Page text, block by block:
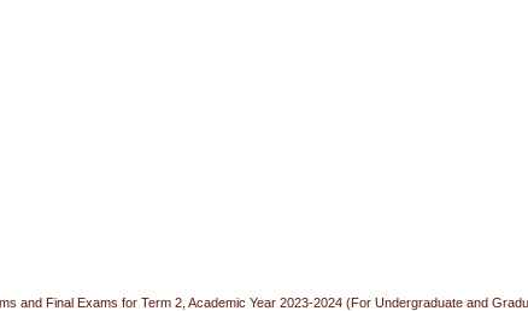
and Final Exams for Term 2, Academic Year 2023-2024 (For Undergraduate and